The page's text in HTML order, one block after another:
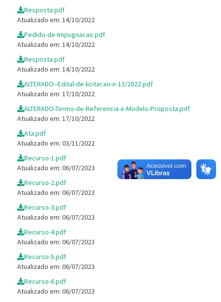
Resposta.pdf
Atualizado em: 14/10/2022
Pedido-de-Impugnacao.pdf
Atualizado em: 14/10/2022
Resposta.pdf
Atualizado em: 14/10/2022
ALTERADO--Edital-de-licitacao-n-13/2022.pdf
Atualizado em: 17/10/2022
ALTERADO-Termo-de-Referencia-e-Modelo-Proposta.pdf
Atualizado em: 17/10/2022
Ata.pdf
Atualizado em: 03/11/2022
Recurso-1.pdf
Atualizado em: 06/07/2023
Recurso-2.pdf
Atualizado em: 06/07/2023
Recurso-3.pdf
Atualizado em: 06/07/2023
Recurso-4.pdf
Atualizado em: 06/07/2023
Recurso-5.pdf
Atualizado em: 06/07/2023
Recurso-6.pdf
Atualizado em: 06/07/2023